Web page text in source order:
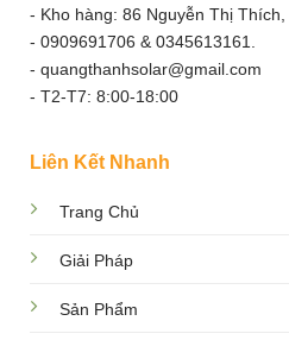
Liên Kết Nhanh
Trang Chủ
Giải Pháp
Sản Phẩm
- Kho hàng: 86 Nguyễn Thị Thích,
- 0909691706 & 0345613161.
- quangthanhsolar@gmail.com
- T2-T7: 8:00-18:00